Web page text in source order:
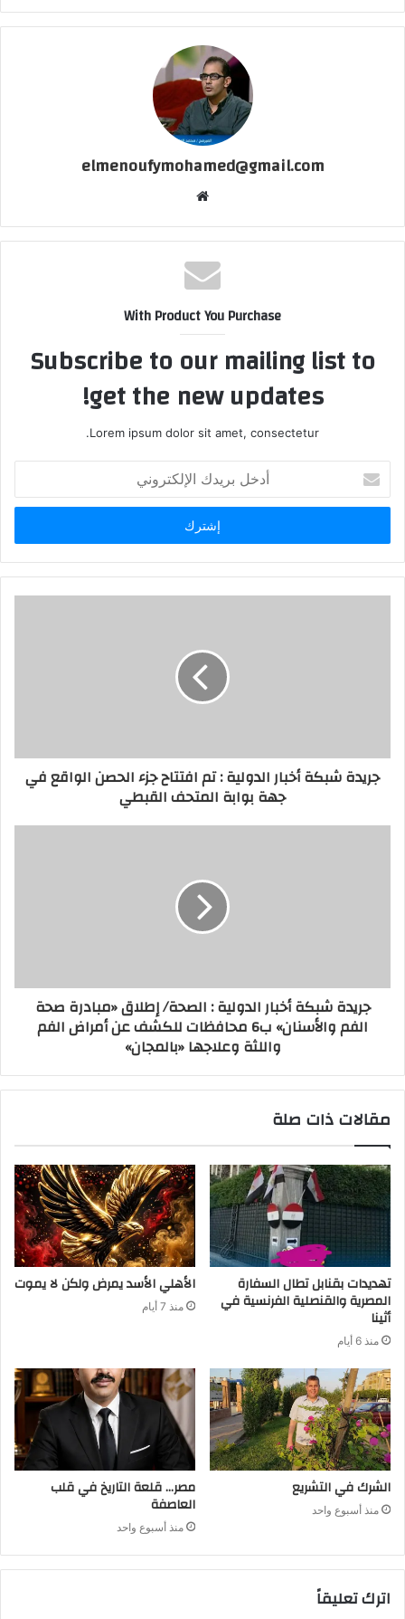
elmenoufymohamed@gmail.com
With Product You Purchase
Subscribe to our mailing list to
get the new updates!
Lorem ipsum dolor sit amet, consectetur.
بريدك
الإلكتروني
جريدة شبكة أخبار الدولية : تم افتتاح جزء الحصن الواقع في
جهة بوابة المتحف القبطي
جريدة شبكة أخبار الدولية : الصحة/ إطلاق «مبادرة صحة
الفم والأسنان» ب6 محافظات للكشف عن أمراض الفم
واللثة وعلاجها «بالمجان»
مقالات ذات صلة
تهديدات بقنابل تطال السفارة
المصرية والقنصلية الفرنسية في
أثينا
منذ 6 أيام
الأهلي الأسد يمرض ولكن لا يموت
منذ 7 أيام
الشرك في التشريع
منذ أسبوع واحد
مصر… قلعة التاريخ في قلب
العاصفة
منذ أسبوع واحد
اترك تعليقاً